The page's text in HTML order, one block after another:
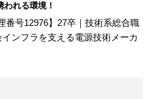
われる環境！
番号12976】27卒｜技術系総合職
インフラを支える電源技術メーカ